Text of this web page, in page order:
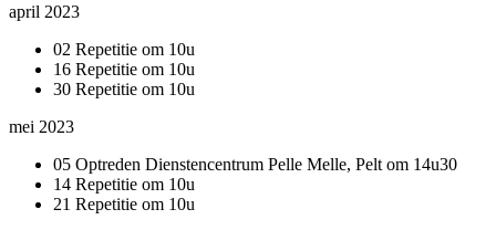
april 2023
02 Repetitie om 10u
16 Repetitie om 10u
30 Repetitie om 10u
mei 2023
05 Optreden Dienstencentrum Pelle Melle, Pelt om 14u30
14 Repetitie om 10u
21 Repetitie om 10u